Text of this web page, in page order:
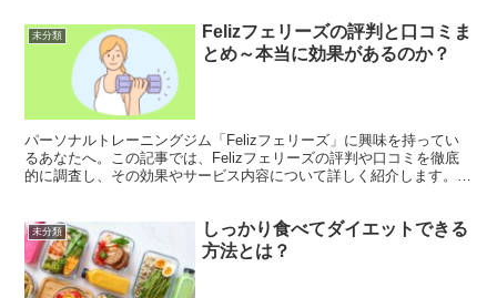
未分類
Felizフェリーズの評判と口コミま
とめ～本当に効果があるのか？
パーソナルトレーニングジム「Felizフェリーズ」に興味を持ってい
るあなたへ。この記事では、Felizフェリーズの評判や口コミを徹底
的に調査し、その効果やサービス内容について詳しく紹介します。結
未分類
しっかり食べてダイエットできる
方法とは？